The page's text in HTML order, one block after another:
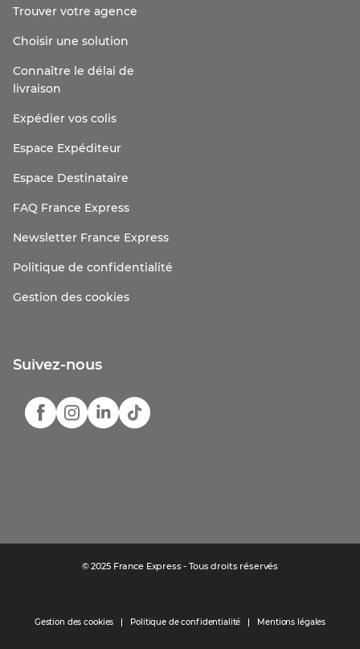
Trouver votre agence
Choisir une solution
Connaître le délai de
livraison
Expédier vos colis
Espace Expéditeur
Espace Destinataire
FAQ France Express
Newsletter France Express
Politique de confidentialité
Gestion des cookies
Suivez-nous
© 2025 France Express - Tous droits réservés
Gestion des cookies Politique de confidentialité Mentions légales